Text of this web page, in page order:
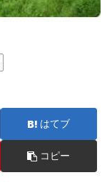
はてブ
コピー